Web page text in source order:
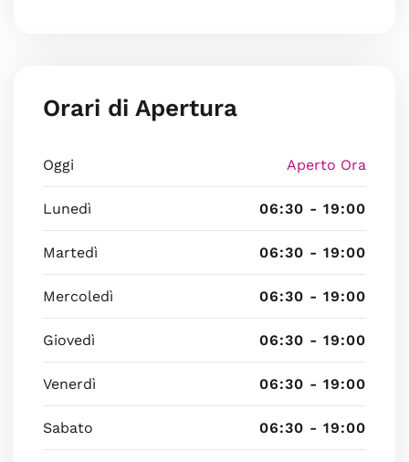
Orari di Apertura
Oggi Aperto Ora
Lunedì 06:30 - 19:00
Martedì 06:30 - 19:00
Mercoledì 06:30 - 19:00
Giovedì 06:30 - 19:00
Venerdì 06:30 - 19:00
Sabato 06:30 - 19:00